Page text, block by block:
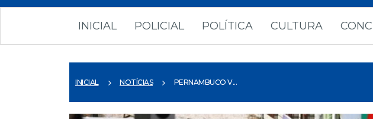
INICIAL POLICIAL POLÍTICA CULTURA
INICIAL NOTÍCIAS PERNAMBUCO V...